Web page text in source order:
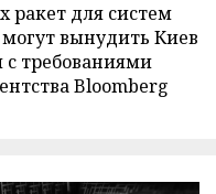
ракет для систем
вынудить Киев
с требованиями
Bloomberg